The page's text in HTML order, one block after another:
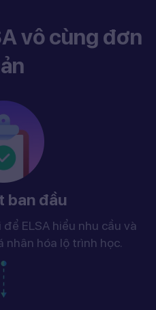
vô cùng đơn
ban đầu
ELSA hiểu nhu cầu và
nhân hóa lộ trình học.